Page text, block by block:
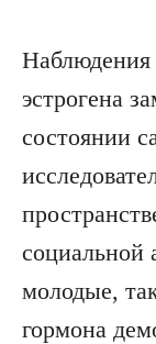
Наблюдения
эстрогена
состоянии
социальной
молодые,
гормона